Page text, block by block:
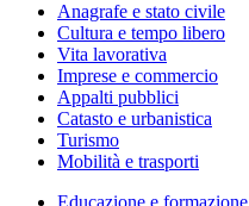
Anagrafe e stato civile
Cultura e tempo libero
Vita lavorativa
Imprese e commercio
Appalti pubblici
Catasto e urbanistica
Turismo
Mobilità e trasporti